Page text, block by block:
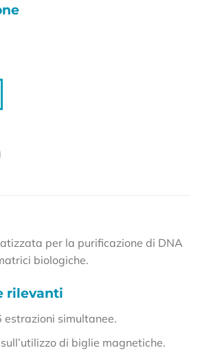
per la purificazione di DNA
biologiche.
rilevanti
estrazioni simultanee.
di biglie magnetiche.